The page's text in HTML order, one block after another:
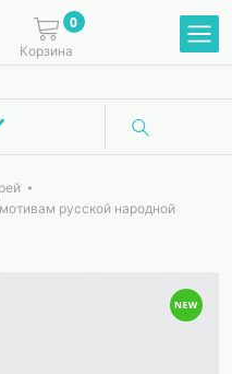
0
Корзина
русской народной